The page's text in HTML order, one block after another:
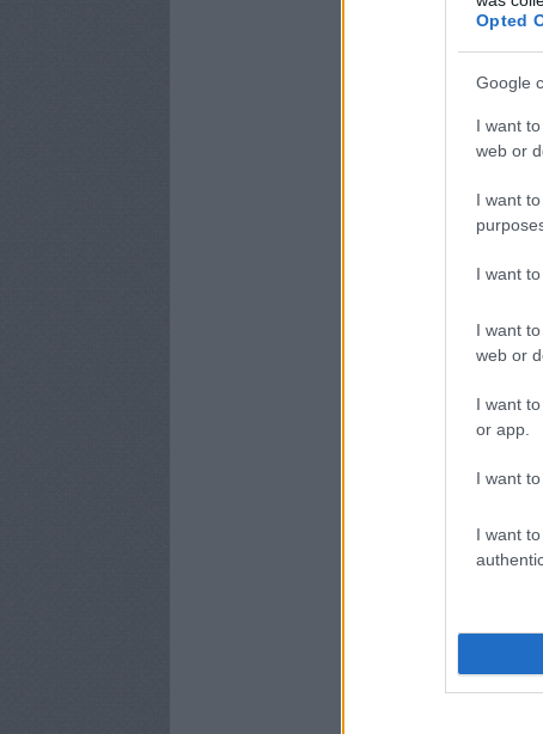
Opted
Google
I want
web or
I want
I want
I want
web or
I want
or app.
I want
I want